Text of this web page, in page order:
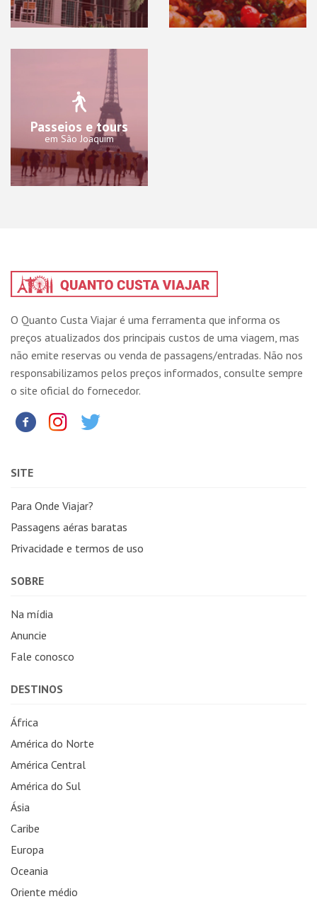
Passeios e tours
em São Joaquim
O Quanto Custa Viajar é uma ferramenta que informa os
preços atualizados dos principais custos de uma viagem, mas
não emite reservas ou venda de passagens/entradas. Não nos
responsabilizamos pelos preços informados, consulte sempre
o site oficial do fornecedor.
SITE
Para Onde Viajar?
Passagens aéras baratas
Privacidade e termos de uso
SOBRE
Na mídia
Anuncie
Fale conosco
DESTINOS
África
América do Norte
América Central
América do Sul
Ásia
Caribe
Europa
Oceania
Oriente médio